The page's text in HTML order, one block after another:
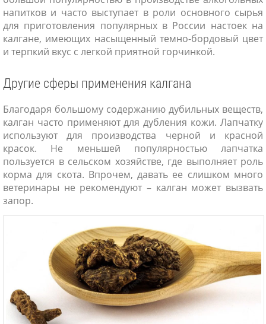
напитков и часто выступает в роли основного сырья
для приготовления популярных в России настоек на
калгане, имеющих насыщенный темно-бордовый цвет
и терпкий вкус с легкой приятной горчинкой.
Другие сферы применения калгана
Благодаря большому содержанию дубильных веществ,
калган часто применяют для дубления кожи. Лапчатку
используют для производства черной и красной
красок. Не меньшей популярностью лапчатка
пользуется в сельском хозяйстве, где выполняет роль
корма для скота. Впрочем, давать ее слишком много
ветеринары не рекомендуют – калган может вызвать
запор.